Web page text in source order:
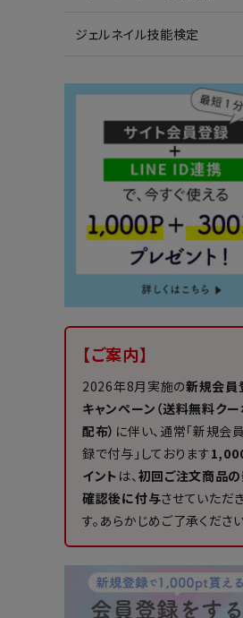
ジェルネイル技能検定
【ご案内】
2026年8月実施の新規会員
キャンペーン（送料無料ク
配布） に伴い、通常「新規会
録で付与」しております
イント は、初回ご注文商品
確認後に付与させていただ
す。あらかじめご了承ください